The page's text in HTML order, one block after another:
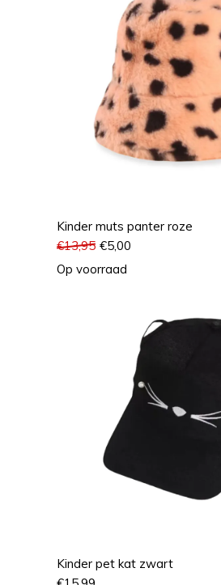
Kinder muts panter roze
€13,95 €5,00
Op voorraad
Kinder pet kat zwart